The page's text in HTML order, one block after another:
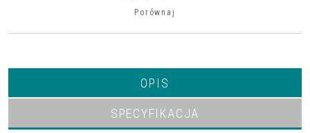
Porównaj
OPIS
SPECYFIKACJA